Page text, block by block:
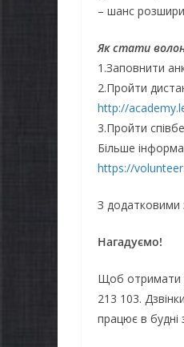
– шанс
Як стати
1.Заповнити
2.Пройти
http://
3.Пройти
Більше
https://
З додатковими
Нагадуємо!
Щоб отримати
213 103.
працює в будні